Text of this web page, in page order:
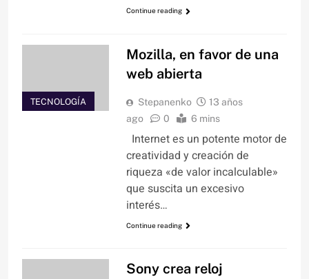
Continue reading
TECNOLOGÍA
Mozilla, en favor de una
web abierta
Stepanenko
13 años
ago
0 6 mins
Internet es un potente motor de
creatividad y creación de
riqueza «de valor incalculable»
que suscita un excesivo
interés…
Continue reading
Sony crea reloj